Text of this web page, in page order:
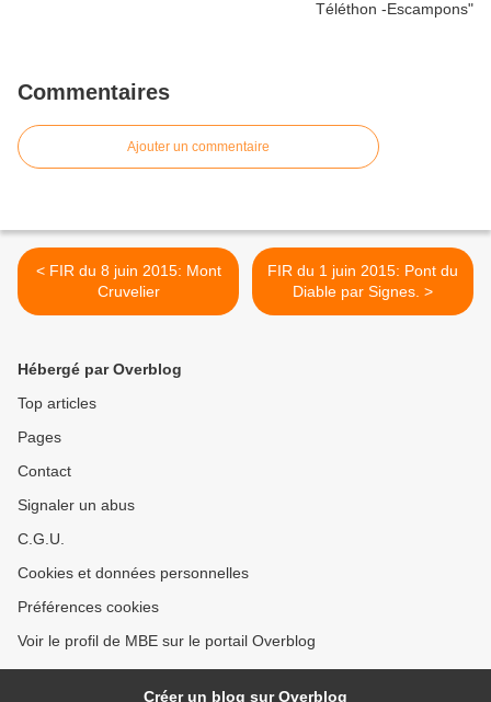
Commentaires
Ajouter un commentaire
< FIR du 8 juin 2015: Mont
Cruvelier
FIR du 1 juin 2015: Pont du
Diable par Signes. >
Hébergé par Overblog
Top articles
Pages
Contact
Signaler un abus
C.G.U.
Cookies et données personnelles
Préférences cookies
Voir le profil de MBE sur le portail Overblog
Créer un blog sur Overblog